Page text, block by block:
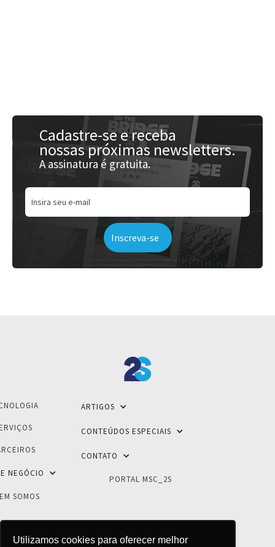
Utilizamos cookies para oferecer melhor
Cadastre-se e receba
nossas próximas newsletters.
A assinatura é gratuita.
NEGÓCIO
SOMOS
ARTIGOS
CONTEÚDOS ESPECIAIS
CONTATO
PORTAL MSC_2S